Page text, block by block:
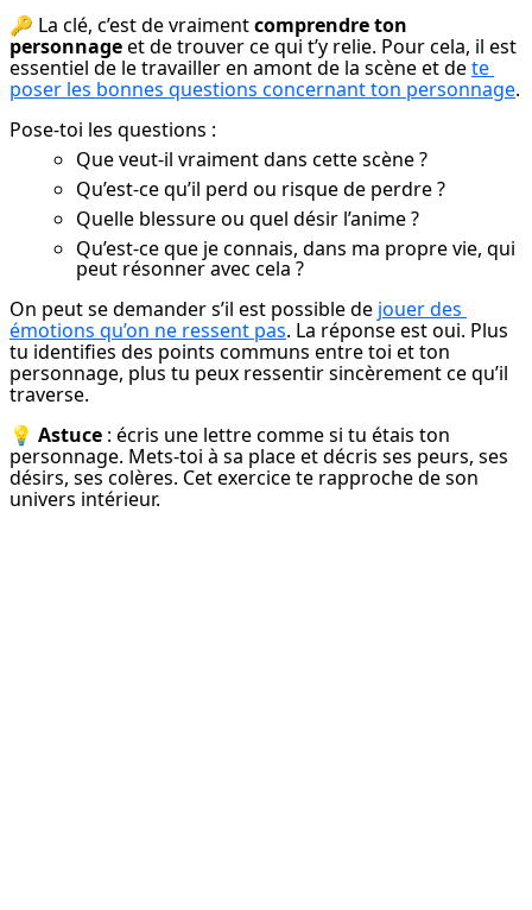
🔑 La clé, c’est de vraiment comprendre ton
personnage et de trouver ce qui t’y relie. Pour cela, il est
essentiel de le travailler en amont de la scène et de te
poser les bonnes questions concernant ton personnage.
Pose-toi les questions :
Que veut-il vraiment dans cette scène ?
Qu’est-ce qu’il perd ou risque de perdre ?
Quelle blessure ou quel désir l’anime ?
Qu’est-ce que je connais, dans ma propre vie, qui
peut résonner avec cela ?
On peut se demander s’il est possible de jouer des
émotions qu’on ne ressent pas. La réponse est oui. Plus
tu identifies des points communs entre toi et ton
personnage, plus tu peux ressentir sincèrement ce qu’il
traverse.
💡 Astuce : écris une lettre comme si tu étais ton
personnage. Mets-toi à sa place et décris ses peurs, ses
désirs, ses colères. Cet exercice te rapproche de son
univers intérieur.